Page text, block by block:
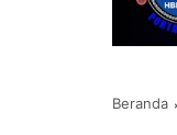
Beranda